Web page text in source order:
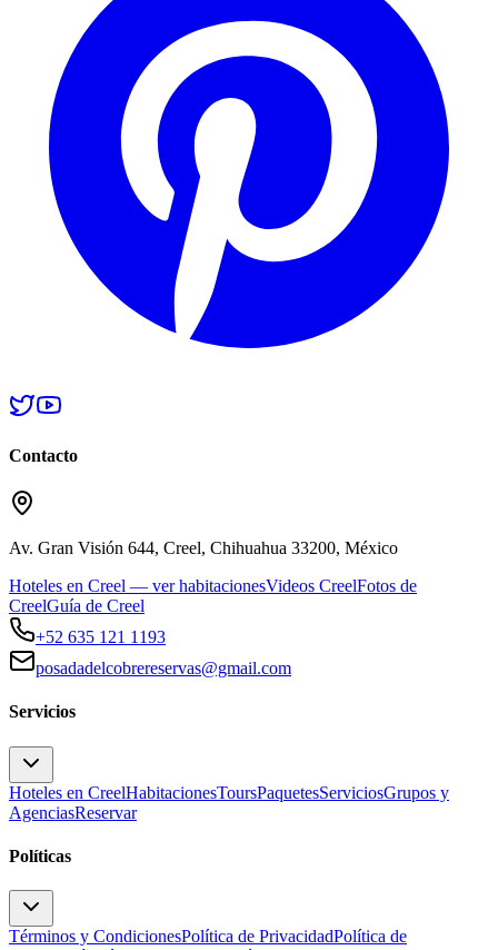
Contacto
Av. Gran Visión 644, Creel, Chihuahua 33200, México
Hoteles en Creel — ver habitacionesVideos CreelFotos de
CreelGuía de Creel
+52 635 121 1193
posadadelcobrereservas@gmail.com
Servicios
Hoteles en CreelHabitacionesToursPaquetesServiciosGrupos y
AgenciasReservar
Políticas
Términos y CondicionesPolítica de PrivacidadPolítica de